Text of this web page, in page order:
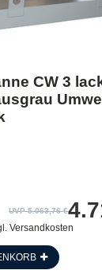
CW 3
UVP 5.063,76 €
Versandkosten